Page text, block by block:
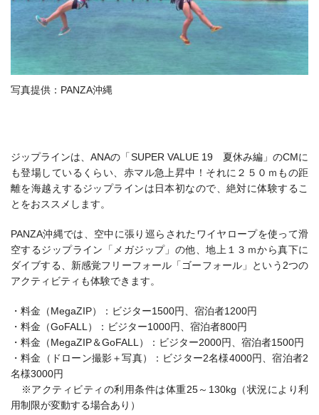
写真提供：PANZA沖縄
ジップラインは、ANAの「SUPER VALUE 19 夏休み編」のCMに
も登場しているくらい、赤マル急上昇中！それに２５０ｍもの距
離を海越えするジップラインは日本初なので、絶対に体験するこ
とをおススメします。
PANZA沖縄では、空中に張り巡らされたワイヤロープを使って滑
空するジップライン「メガジップ」の他、地上１３ｍから真下に
ダイブする、新感覚フリーフォール「ゴーフォール」という2つの
アクティビティも体験できます。
・料金（MegaZIP）：ビジター1500円、宿泊者1200円
・料金（GoFALL）：ビジター1000円、宿泊者800円
・料金（MegaZIP＆GoFALL）：ビジター2000円、宿泊者1500円
・料金（ドローン撮影＋写真）：ビジター2名様4000円、宿泊者2
名様3000円
※アクティビティの利用条件は体重25～130kg（状況により利
用制限が変動する場合あり）